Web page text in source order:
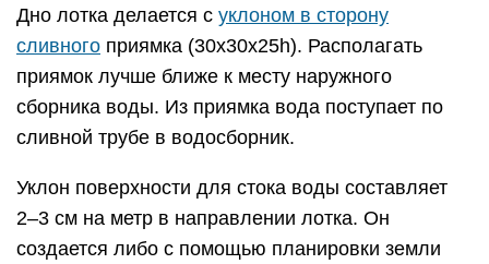
Дно лотка делается с уклоном в сторону
сливного приямка (30х30х25h). Располагать
приямок лучше ближе к месту наружного
сборника воды. Из приямка вода поступает по
сливной трубе в водосборник.
Уклон поверхности для стока воды составляет
2–3 см на метр в направлении лотка. Он
создается либо с помощью планировки земли